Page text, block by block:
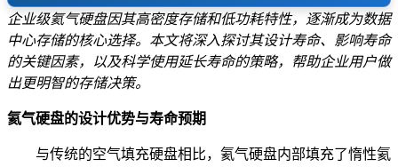
企业级氦气硬盘因其高密度存储和低功耗特性，逐渐成为数据
中心存储的核心选择。本文将深入探讨其设计寿命、影响寿命
的关键因素，以及科学使用延长寿命的策略，帮助企业用户做
出更明智的存储决策。
氦气硬盘的设计优势与寿命预期
与传统的空气填充硬盘相比，氦气硬盘内部填充了惰性氦